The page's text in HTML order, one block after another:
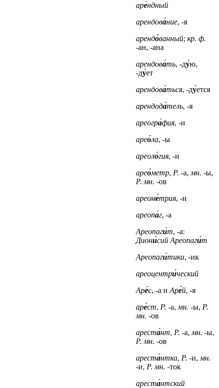
аре́ндный
арендова́ние, -я
арендо́ванный; кр. ф.
-ан, -ана
арендова́ть, -ду́ю,
-ду́ет
арендова́ться, -ду́ется
арендода́тель, -я
ареогра́фия, -и
арео́ла, -ы
ареоло́гия, -и
арео́метр, Р. -а, мн. -ы,
Р. мн. -ов
ареоме́трия, -и
ареопа́г, -а
Ареопаги́т, -а:
Диони́сий Ареопаги́т
Ареопаги́тики, -ик
ареоцентри́ческий
Аре́с, -а и Аре́й, -я
аре́ст, Р. -а, мн. -ы, Р.
мн. -ов
ареста́нт, Р. -а, мн. -ы,
Р. мн. -ов
ареста́нтка, Р. -и, мн.
-и, Р. мн. -ток
ареста́нтский